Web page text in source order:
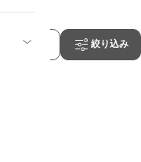
並び替え 絞り込み